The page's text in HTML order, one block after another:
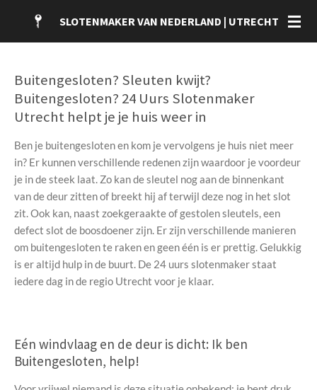
hoofdinhoud
SLOTENMAKER VAN NEDERLAND | UTRECHT
Buitengesloten? Sleuten kwijt?
Buitengesloten? 24 Uurs Slotenmaker
Utrecht helpt je je huis weer in
Ben je buitengesloten en kom je vervolgens je huis niet meer
in? Er kunnen verschillende redenen zijn waardoor je voordeur
je in de steek laat. Zo kan de sleutel nog aan de binnenkant
van de deur zitten of breekt hij af terwijl deze nog in het slot
zit. Ook kan, naast zoekgeraakte of gestolen sleutels, een
defect slot de boosdoener zijn. Er zijn verschillende manieren
om buitengesloten te raken en geen één is er prettig. Gelukkig
is er altijd hulp in de buurt. De 24 uurs slotenmaker staat
iedere dag in de regio Utrecht voor je klaar.
Eén windvlaag en de deur is dicht: Ik ben
Buitengesloten, help!